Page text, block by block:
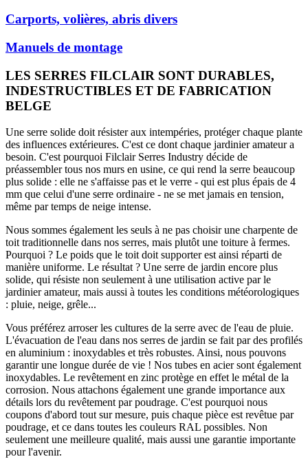
Carports, volières, abris divers
Manuels de montage
LES SERRES FILCLAIR SONT DURABLES,
INDESTRUCTIBLES ET DE FABRICATION
BELGE
Une serre solide doit résister aux intempéries, protéger chaque plante
des influences extérieures. C'est ce dont chaque jardinier amateur a
besoin. C'est pourquoi Filclair Serres Industry décide de
préassembler tous nos murs en usine, ce qui rend la serre beaucoup
plus solide : elle ne s'affaisse pas et le verre - qui est plus épais de 4
mm que celui d'une serre ordinaire - ne se met jamais en tension,
même par temps de neige intense.
Nous sommes également les seuls à ne pas choisir une charpente de
toit traditionnelle dans nos serres, mais plutôt une toiture à fermes.
Pourquoi ? Le poids que le toit doit supporter est ainsi réparti de
manière uniforme. Le résultat ? Une serre de jardin encore plus
solide, qui résiste non seulement à une utilisation active par le
jardinier amateur, mais aussi à toutes les conditions météorologiques
: pluie, neige, grêle...
Vous préférez arroser les cultures de la serre avec de l'eau de pluie.
L'évacuation de l'eau dans nos serres de jardin se fait par des profilés
en aluminium : inoxydables et très robustes. Ainsi, nous pouvons
garantir une longue durée de vie ! Nos tubes en acier sont également
inoxydables. Le revêtement en zinc protège en effet le métal de la
corrosion. Nous attachons également une grande importance aux
détails lors du revêtement par poudrage. C'est pourquoi nous
coupons d'abord tout sur mesure, puis chaque pièce est revêtue par
poudrage, et ce dans toutes les couleurs RAL possibles. Non
seulement une meilleure qualité, mais aussi une garantie importante
pour l'avenir.